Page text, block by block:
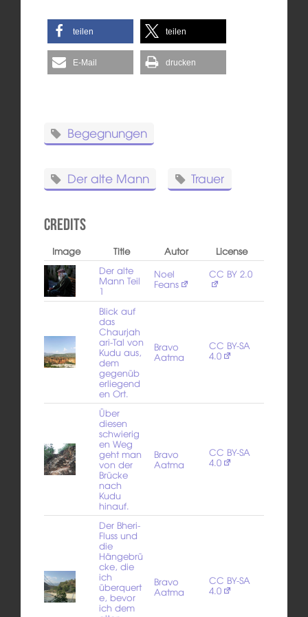
teilen teilen
E-Mail drucken
Begegnungen
Der alte Mann Trauer
Credits
Image Title Autor
License
Der alte
Mann Teil
1
Noel
Feans
CC BY 2.0
Blick auf
das
Chaurjah
ari-Tal von
Kudu aus,
dem
gegenüb
erliegend
en Ort.
Bravo
Aatma
CC BY-SA
4.0
Über
diesen
schwierig
en Weg
geht man
von der
Brücke
nach
Kudu
hinauf.
Bravo
Aatma
CC BY-SA
4.0
Der Bheri-
Fluss und
die
Hängebrü
cke, die
ich
überquert
e, bevor
ich dem
Bravo
Aatma
CC BY-SA
4.0